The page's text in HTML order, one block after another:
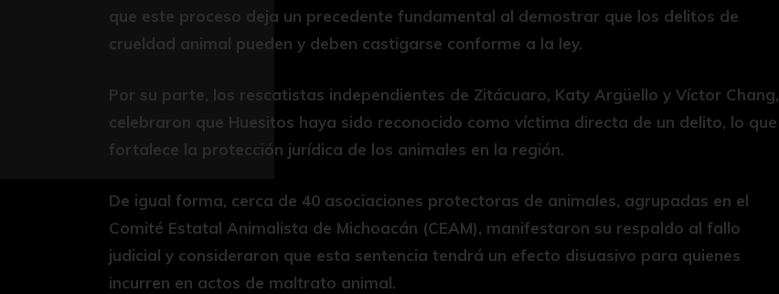
que este proceso deja un precedente fundamental al demostrar que los delitos de
crueldad animal pueden y deben castigarse conforme a la ley.
Por su parte, los rescatistas independientes de Zitácuaro, Katy Argüello y Víctor Chang,
celebraron que Huesitos haya sido reconocido como víctima directa de un delito, lo que
fortalece la protección jurídica de los animales en la región.
De igual forma, cerca de 40 asociaciones protectoras de animales, agrupadas en el
Comité Estatal Animalista de Michoacán (CEAM), manifestaron su respaldo al fallo
judicial y consideraron que esta sentencia tendrá un efecto disuasivo para quienes
incurren en actos de maltrato animal.